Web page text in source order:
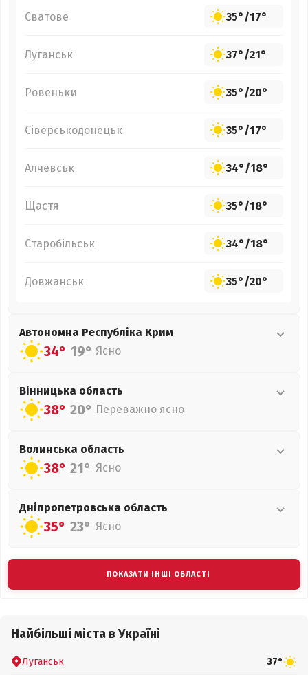
Сватове 35°/17°
Луганськ 37°/21°
Ровеньки 35°/20°
Сіверськодонецьк 35°/17°
Алчевськ 34°/18°
Щастя 35°/18°
Старобільськ 34°/18°
Довжанськ 35°/20°
Автономна Республіка Крим
34° 19° Ясно
Вінницька область
38° 20° Переважно ясно
Волинська область
38° 21° Ясно
Дніпропетровська область
35° 23° Ясно
ПОКАЗАТИ ІНШІ ОБЛАСТІ
Найбільші міста в Україні
Луганськ 37°